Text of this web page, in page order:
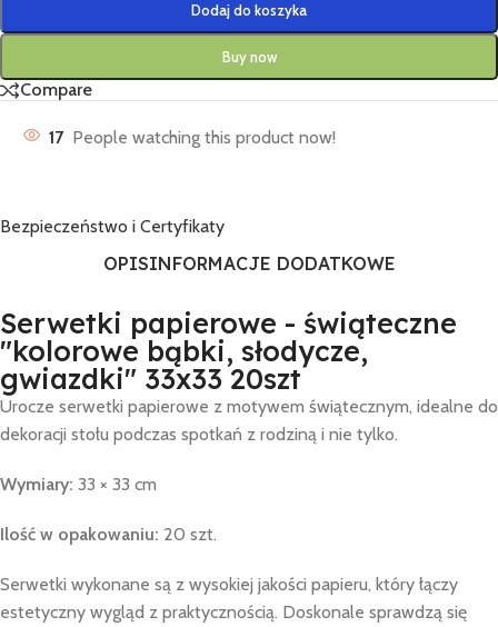
Dodaj do koszyka
Buy now
Compare
17 People watching this product now!
Bezpieczeństwo i Certyfikaty
OPISINFORMACJE DODATKOWE
Serwetki papierowe - świąteczne
"kolorowe bąbki, słodycze,
gwiazdki" 33x33 20szt
Urocze serwetki papierowe z motywem świątecznym, idealne do
dekoracji stołu podczas spotkań z rodziną i nie tylko.
Wymiary: 33 × 33 cm
Ilość w opakowaniu: 20 szt.
Serwetki wykonane są z wysokiej jakości papieru, który łączy
estetyczny wygląd z praktycznością. Doskonale sprawdzą się